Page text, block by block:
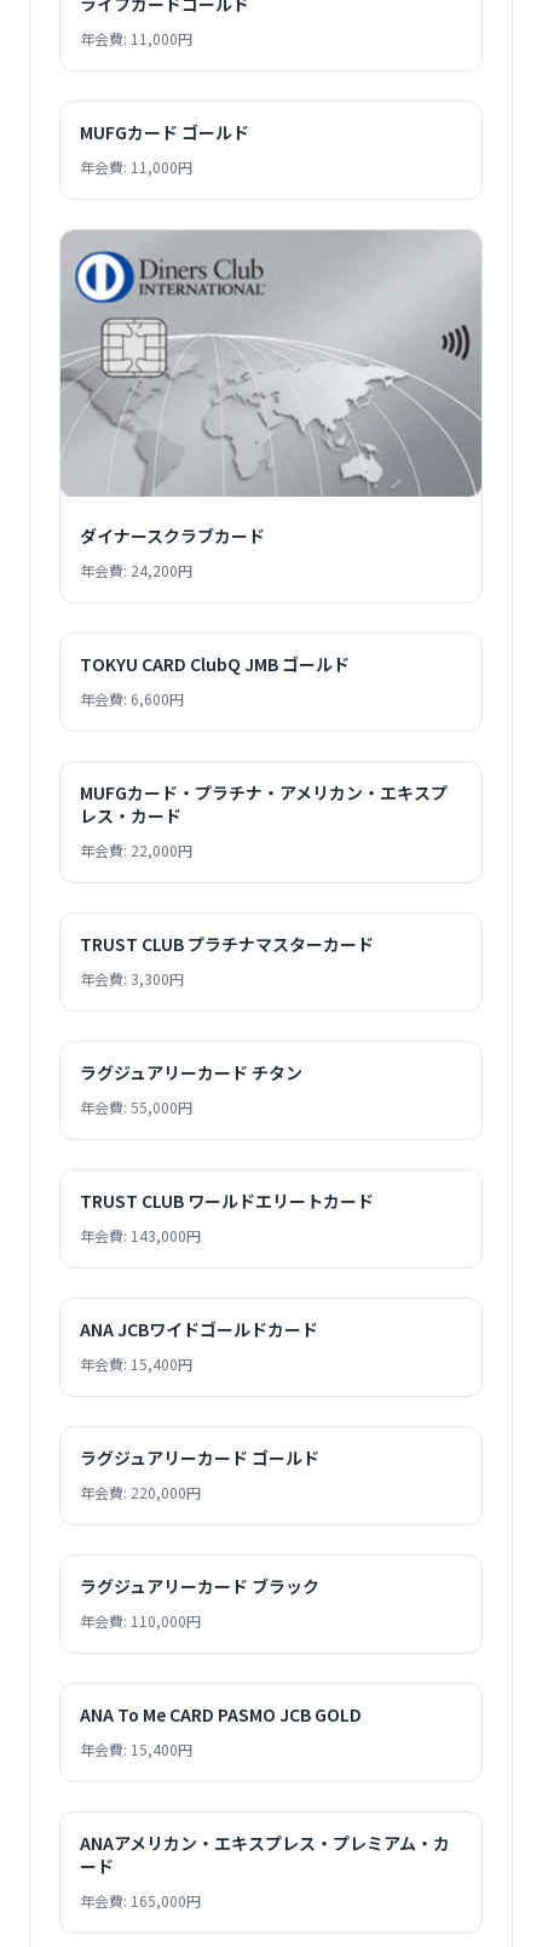
年会費: 11,000円
MUFGカード ゴールド
年会費: 11,000円
ダイナースクラブカード
年会費: 24,200円
TOKYU CARD ClubQ JMB ゴールド
年会費: 6,600円
MUFGカード・プラチナ・アメリカン・エキスプ
レス・カード
年会費: 22,000円
TRUST CLUB プラチナマスターカード
年会費: 3,300円
ラグジュアリーカード チタン
年会費: 55,000円
TRUST CLUB ワールドエリートカード
年会費: 143,000円
ANA JCBワイドゴールドカード
年会費: 15,400円
ラグジュアリーカード ゴールド
年会費: 220,000円
ラグジュアリーカード ブラック
年会費: 110,000円
ANA To Me CARD PASMO JCB GOLD
年会費: 15,400円
ANAアメリカン・エキスプレス・プレミアム・カ
ード
年会費: 165,000円